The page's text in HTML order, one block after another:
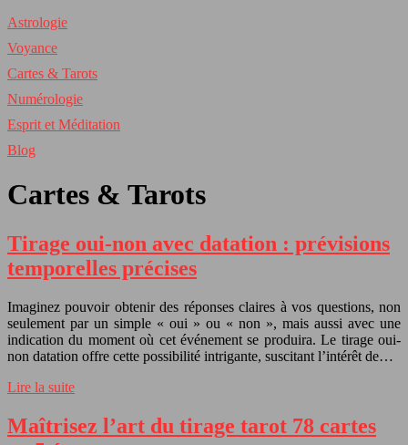
Astrologie
Voyance
Cartes & Tarots
Numérologie
Esprit et Méditation
Blog
Cartes & Tarots
Tirage oui-non avec datation : prévisions
temporelles précises
Imaginez pouvoir obtenir des réponses claires à vos questions, non
seulement par un simple « oui » ou « non », mais aussi avec une
indication du moment où cet événement se produira. Le tirage oui-
non datation offre cette possibilité intrigante, suscitant l’intérêt de…
Lire la suite
Maîtrisez l’art du tirage tarot 78 cartes